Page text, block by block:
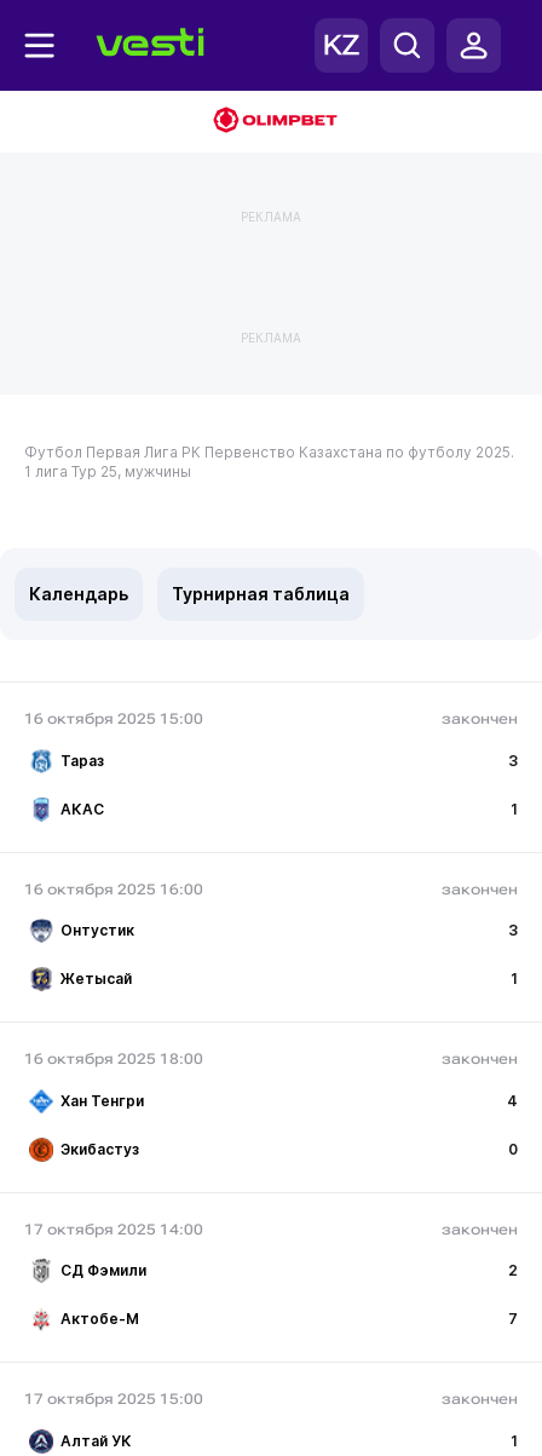
РЕКЛАМА
РЕКЛАМА
Футбол Первая Лига РК Первенство Казахстана по футболу 2025.
1 лига Тур 25, мужчины
Календарь Турнирная таблица
16 октября 2025 15:00 закончен
Тараз 3
АКАС 1
16 октября 2025 16:00 закончен
Онтустик 3
Жетысай 1
16 октября 2025 18:00 закончен
Хан Тенгри 4
Экибастуз 0
17 октября 2025 14:00 закончен
СД Фэмили 2
Актобе-М 7
17 октября 2025 15:00 закончен
Алтай УК 1